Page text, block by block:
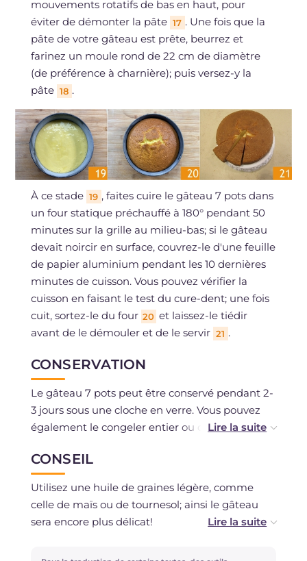
mouvements rotatifs de bas en haut, pour
éviter de démonter la pâte 17 . Une fois que la
pâte de votre gâteau est prête, beurrez et
farinez un moule rond de 22 cm de diamètre
(de préférence à charnière); puis versez-y la
pâte 18 .
À ce stade 19 , faites cuire le gâteau 7 pots dans
un four statique préchauffé à 180° pendant 50
minutes sur la grille au milieu-bas; si le gâteau
devait noircir en surface, couvrez-le d'une feuille
de papier aluminium pendant les 10 dernières
minutes de cuisson. Vous pouvez vérifier la
cuisson en faisant le test du cure-dent; une fois
cuit, sortez-le du four 20 et laissez-le tiédir
avant de le démouler et de le servir 21 .
CONSERVATION
Le gâteau 7 pots peut être conservé pendant 2-
3 jours sous une cloche en verre. Vous pouvez
également le congeler entier ou déjà en
CONSEIL
Utilisez une huile de graines légère, comme
celle de maïs ou de tournesol; ainsi le gâteau
sera encore plus délicat!
Personnalisez ce gâteau selon votre occasion